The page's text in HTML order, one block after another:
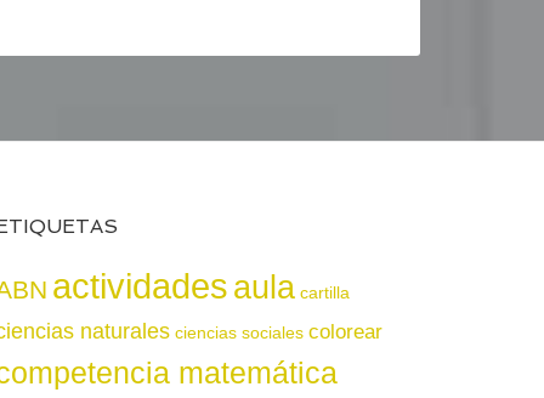
actividadesaula cartilla
naturales ciencias sociales colorear
matemática